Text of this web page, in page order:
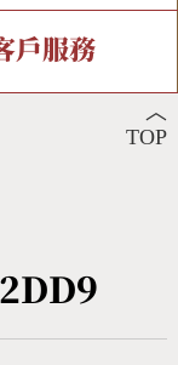
名詞介紹
音查詢
查詢
解決方案
Service
戶服務
︿
TOP